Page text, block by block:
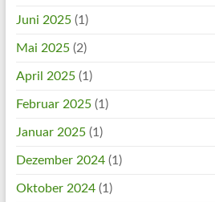
Juni 2025(1)
Mai 2025(2)
April 2025(1)
Februar 2025(1)
Januar 2025(1)
Dezember 2024(1)
Oktober 2024(1)